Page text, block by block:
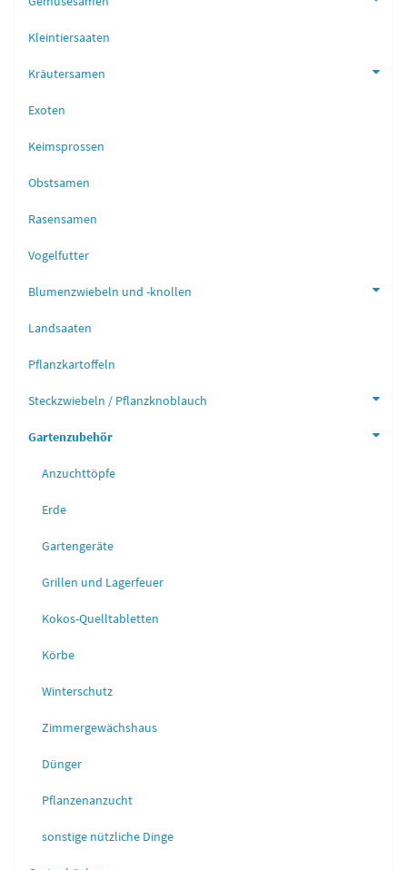
Kleintiersaaten
Kräutersamen
Exoten
Keimsprossen
Obstsamen
Rasensamen
Vogelfutter
Blumenzwiebeln und -knollen
Landsaaten
Pflanzkartoffeln
Steckzwiebeln / Pflanzknoblauch
Gartenzubehör
Anzuchttöpfe
Erde
Gartengeräte
Grillen und Lagerfeuer
Kokos-Quelltabletten
Körbe
Winterschutz
Zimmergewächshaus
Dünger
Pflanzenanzucht
sonstige nützliche Dinge